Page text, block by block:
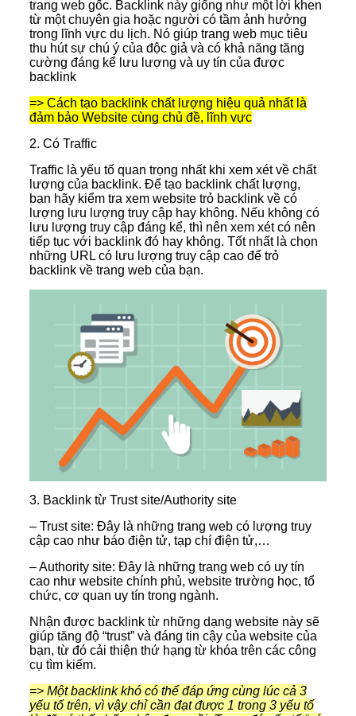
trang web gốc. Backlink này giống như một lời khen
từ một chuyên gia hoặc người có tầm ảnh hưởng
trong lĩnh vực du lịch. Nó giúp trang web mục tiêu
thu hút sự chú ý của độc giả và có khả năng tăng
cường đáng kể lưu lượng và uy tín của được
backlink
=> Cách tạo backlink chất lượng hiệu quả nhất là
đảm bảo Website cùng chủ đề, lĩnh vực
2. Có Traffic
Traffic là yếu tố quan trọng nhất khi xem xét về chất
lượng của backlink. Để tạo backlink chất lượng,
bạn hãy kiểm tra xem website trỏ backlink về có
lượng lưu lượng truy cập hay không. Nếu không có
lưu lượng truy cập đáng kể, thì nên xem xét có nên
tiếp tục với backlink đó hay không. Tốt nhất là chọn
những URL có lưu lượng truy cập cao để trỏ
backlink về trang web của bạn.
3. Backlink từ Trust site/Authority site
– Trust site: Đây là những trang web có lượng truy
cập cao như báo điện tử, tạp chí điện tử,…
– Authority site: Đây là những trang web có uy tín
cao như website chính phủ, website trường học, tổ
chức, cơ quan uy tín trong ngành.
Nhận được backlink từ những dạng website này sẽ
giúp tăng độ “trust” và đáng tin cậy của website của
bạn, từ đó cải thiện thứ hạng từ khóa trên các công
cụ tìm kiếm.
=> Một backlink khó có thể đáp ứng cùng lúc cả 3
yếu tố trên, vì vậy chỉ cần đạt được 1 trong 3 yếu tố